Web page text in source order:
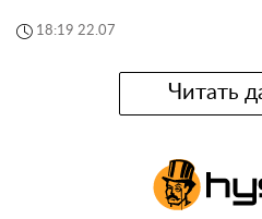
18:19 22.07
Читать